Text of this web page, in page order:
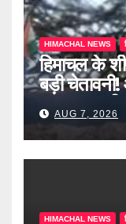
HIMACHAL NEWS
हिमाचल के
बड़ी
अवमानना की
AUG 7, 2026
HIMACHAL NEWS